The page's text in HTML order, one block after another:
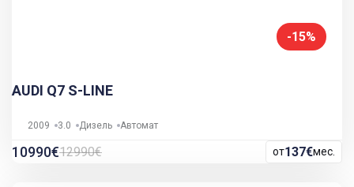
-15%
AUDI Q7 S-LINE
2009 3.0 Дизель Автомат
10990€12990€ от137€мес.